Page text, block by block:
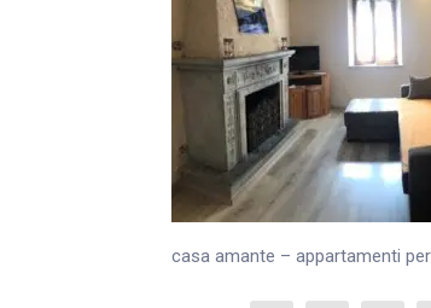
casa amante – appartamenti